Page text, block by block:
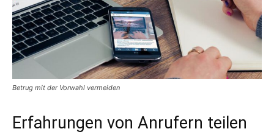
Betrug mit der Vorwahl vermeiden
Erfahrungen von Anrufern teilen